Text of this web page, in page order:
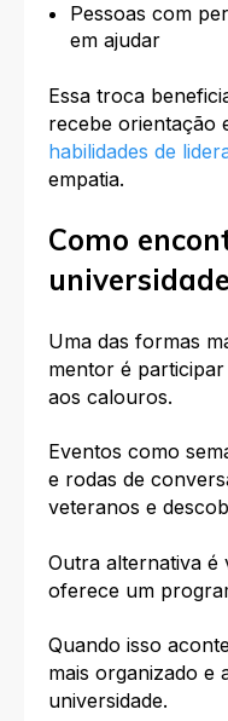
Pessoas com
em ajudar
Essa troca
recebe orientação
habilidades de
empatia.
Como
universidade
Uma das formas
mentor é
aos calouros.
Eventos como
e rodas de
veteranos e
Outra alternativa é
oferece um
Quando isso
mais organizado e
universidade.